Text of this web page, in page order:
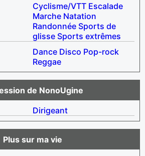
Cyclisme/VTT Escalade
Marche Natation
Randonnée Sports de
glisse Sports extrêmes
Dance Disco Pop-rock
Reggae
de NonoUgine
Dirigeant
Plus sur ma vie